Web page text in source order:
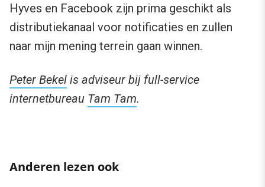
Hyves en Facebook zijn prima geschikt als
distributiekanaal voor notificaties en zullen
naar mijn mening terrein gaan winnen.
Peter Bekel is adviseur bij full-service
internetbureau Tam Tam.
Anderen lezen ook